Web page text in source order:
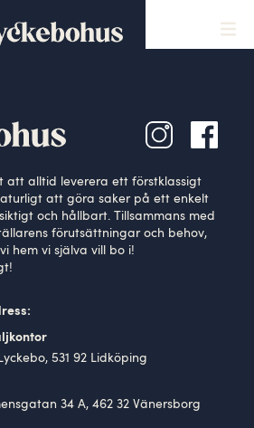
your criteria.
att alltid leverera ett förstklassigt
att göra saker på ett enkelt
och hållbart. Tillsammans med
förutsättningar och behov,
hem vi själva vill bo i!
531 92 Lidköping
34 A, 462 32 Vänersborg